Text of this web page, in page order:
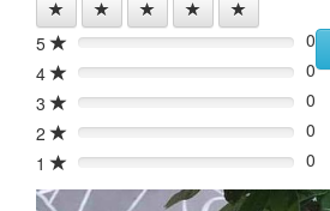
5 0%
0
4
0%
0
3
0%
0
2
0%
0
1
0% 0